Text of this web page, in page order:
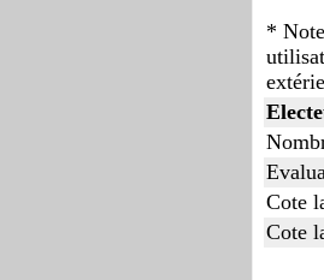
*
Cote
Cote